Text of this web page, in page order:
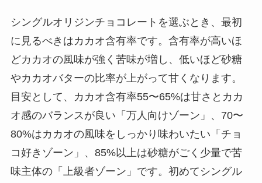
シングルオリジンチョコレートを選ぶとき、最初
に見るべきはカカオ含有率です。含有率が高いほ
どカカオの風味が強く苦味が増し、低いほど砂糖
やカカオバターの比率が上がって甘くなります。
目安として、カカオ含有率55〜65%は甘さとカカ
オ感のバランスが良い「万人向けゾーン」、70〜
80%はカカオの風味をしっかり味わいたい「チョ
コ好きゾーン」、85%以上は砂糖がごく少量で苦
味主体の「上級者ゾーン」です。初めてシングル